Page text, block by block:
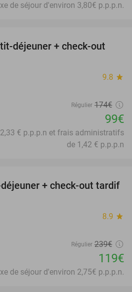
de séjour d'environ 3,80€ p.p.p.n.
43%
déjeuner + check-out
9.8 star
Régulier 174€
99€
€ p.p.p.n et frais administratifs
de 1,42 € p.p.p.n
50%
+ check-out tardif
8.9 star
Régulier 239€
119€
de séjour d'environ 2,75€ p.p.p.n.